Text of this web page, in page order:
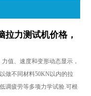
拉力测试机价格，
值、速度和变形动态显示，
做不同材料50KN 以内的拉
调疲劳等多项力学试验.可根